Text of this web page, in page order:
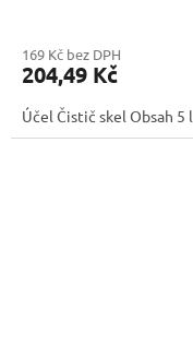
169 Kč bez DPH
204,49 Kč
Účel Čistič skel Obsah 5 l